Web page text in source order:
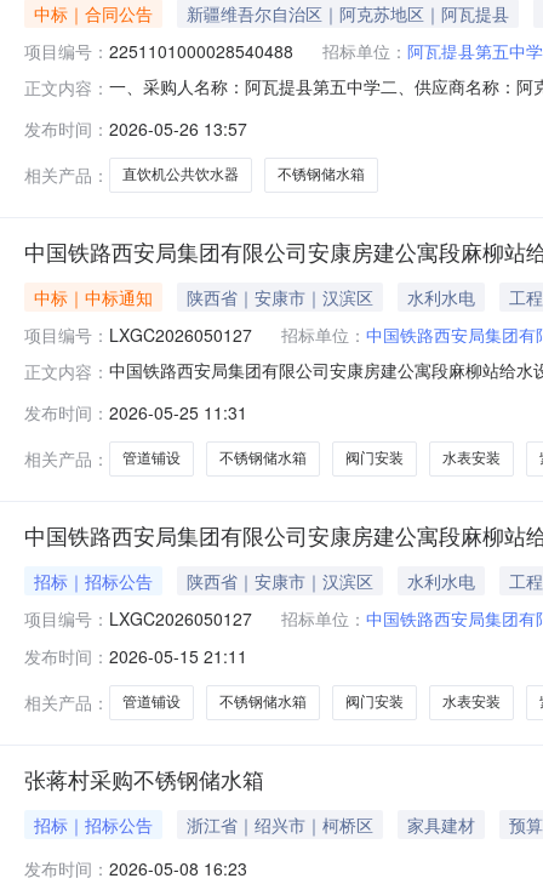
中标｜合同公告
新疆维吾尔自治区｜阿克苏地区｜阿瓦提县
项目编号： 2251101000028540488 招标单位： 阿瓦提县第五中学
正文内容： 一、采购人名称：阿瓦提县第五中学二、供应商名称：
涞304不锈钢个2.00280056002德涞无型号直饮机公共
发布时间： 2026-05-26 13:57
相关产品：
直饮机公共饮水器 不锈钢储水箱
中国铁路西安局集团有限公司安康房建公寓段麻柳站
中标｜中标通知 陕西省｜安康市｜汉滨区 水利水电
工程
项目编号： LXGC2026050127 招标单位： 中国铁路西安局集团
正文内容： 中国铁路西安局集团有限公司安康房建公寓段麻柳站给
安局集团有限公司安康房建公寓段麻柳站给水设备整治
不锈钢储水箱，车站新建1座10m3
发布时间： 2026-05-25 11:31
相关产品：
管道铺设 不锈钢储水箱 阀门安装 水表安装
中国铁路西安局集团有限公司安康房建公寓段麻柳站
招标｜招标公告 陕西省｜安康市｜汉滨区 水利水电
工程
项目编号： LXGC2026050127 招标单位： 中国铁路西安局集团
发布时间： 2026-05-15 21:11
相关产品：
管道铺设 不锈钢储水箱 阀门安装 水表安装
张蒋村采购不锈钢储水箱
招标｜招标公告 浙江省｜绍兴市｜柯桥区 家具建材
预
发布时间： 2026-05-08 16:23